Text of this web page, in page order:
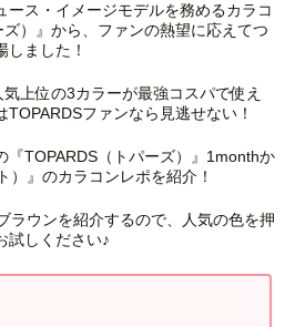
ース・イメージモデルを務めるカラコ
）』から、ファンの熱望に応えてつ
しました！
上位の3カラーが最強コスパで使え
ファンなら見逃せない！
『TOPARDS（トパーズ）』1monthか
）』のカラコンレポを紹介！
ラウンを紹介するので、人気の色を押
試しください♪